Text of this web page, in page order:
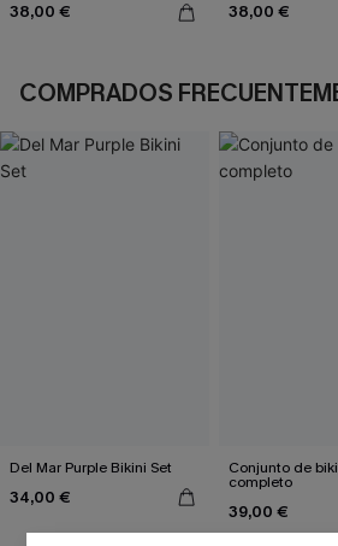
38,00 € 38,00 €
COMPRADOS
Del Mar Purple Bikini Set
34,00 €
Conjunto de
completo
39,00 €